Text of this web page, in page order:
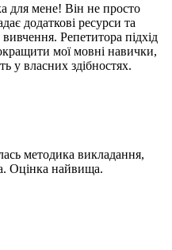
для мене! Він не просто
додаткові ресурси та
Репетитора підхід
мої мовні навички,
у власних здібностях.
методика викладання,
Оцінка найвища.